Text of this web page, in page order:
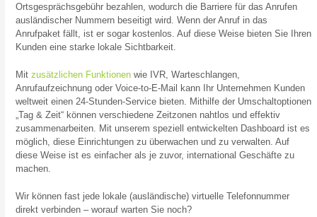
Ortsgesprächsgebühr bezahlen, wodurch die Barriere für das Anrufen
ausländischer Nummern beseitigt wird. Wenn der Anruf in das
Anrufpaket fällt, ist er sogar kostenlos. Auf diese Weise bieten Sie Ihren
Kunden eine starke lokale Sichtbarkeit.
Mitzusätzlichen Funktionen wie IVR, Warteschlangen,
Anrufaufzeichnung oder Voice-to-E-Mail kann Ihr Unternehmen Kunden
weltweit einen 24-Stunden-Service bieten. Mithilfe der Umschaltoptionen
„Tag & Zeit“ können verschiedene Zeitzonen nahtlos und effektiv
zusammenarbeiten. Mit unserem speziell entwickelten Dashboard ist es
möglich, diese Einrichtungen zu überwachen und zu verwalten. Auf
diese Weise ist es einfacher als je zuvor, international Geschäfte zu
machen.
Wir können fast jede lokale (ausländische) virtuelle Telefonnummer
direkt verbinden – worauf warten Sie noch?